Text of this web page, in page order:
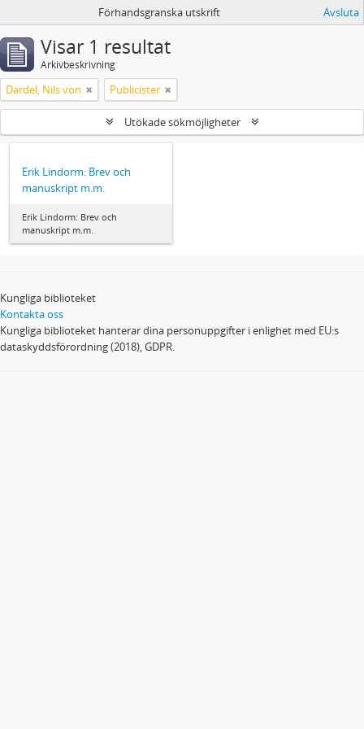
Förhandsgranska utskrift Avsluta
Visar 1 resultat
Arkivbeskrivning
Dardel, Nils von Publicister
Utökade sökmöjligheter
Erik Lindorm: Brev och
manuskript m.m.
Erik Lindorm: Brev och
manuskript m.m.
Kungliga biblioteket
Kontakta oss
Kungliga biblioteket hanterar dina personuppgifter i enlighet med EU:s
dataskyddsförordning (2018), GDPR.